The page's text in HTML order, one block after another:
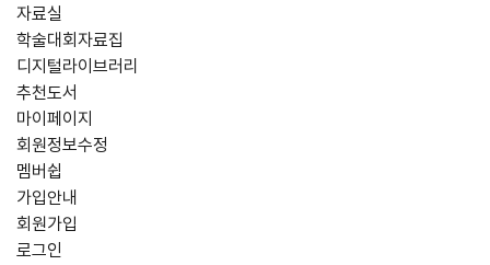
자료실
학술대회자료집
디지털라이브러리
추천도서
마이페이지
회원정보수정
멤버쉽
가입안내
회원가입
로그인